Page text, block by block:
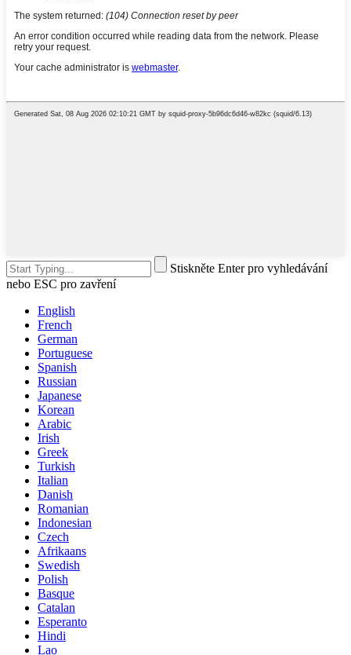
Stiskněte Enter pro vyhledávání
nebo ESC pro zavření
English
French
German
Portuguese
Spanish
Russian
Japanese
Korean
Arabic
Irish
Greek
Turkish
Italian
Danish
Romanian
Indonesian
Czech
Afrikaans
Swedish
Polish
Basque
Catalan
Esperanto
Hindi
Lao